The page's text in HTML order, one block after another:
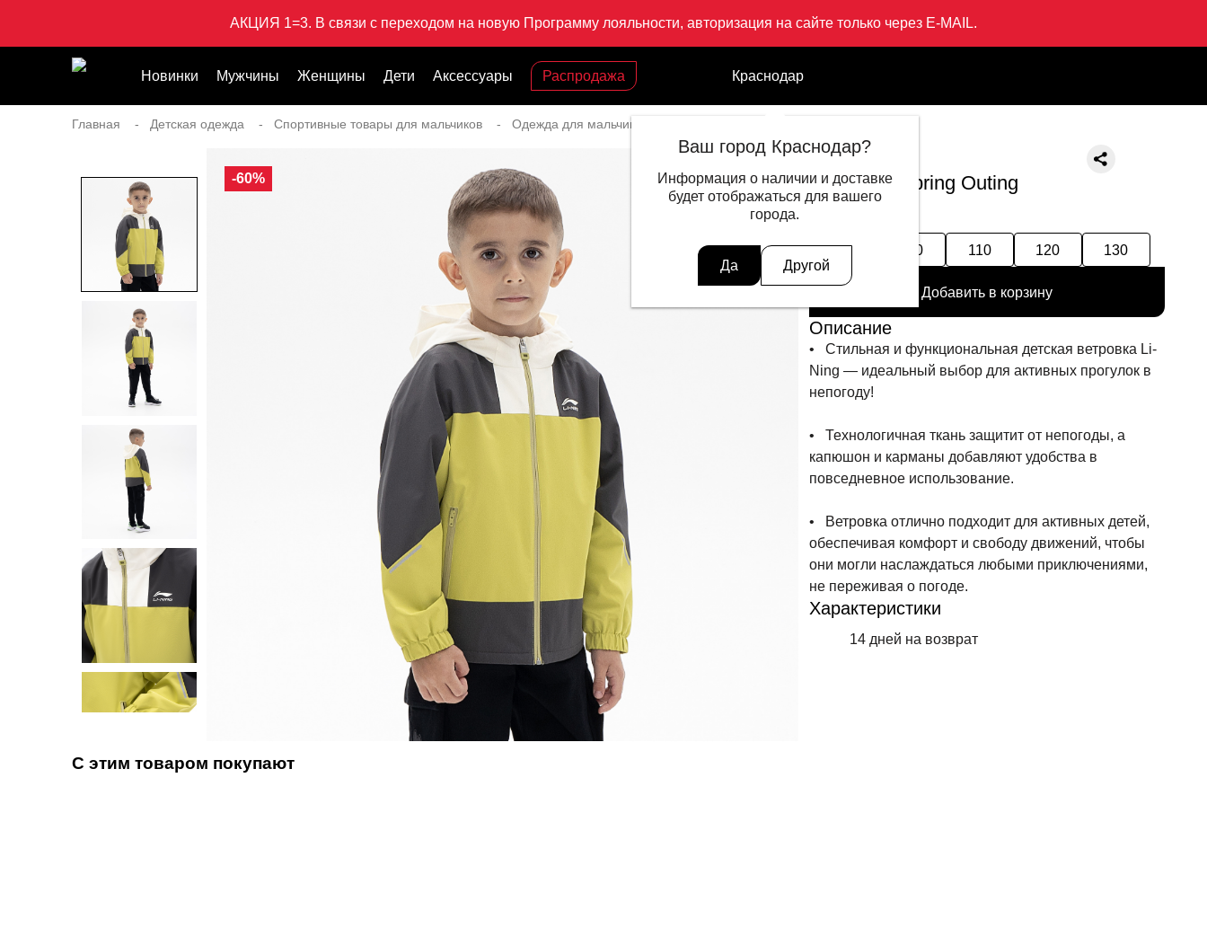
АКЦИЯ 1=3. В связи с переходом на новую Программу лояльности, авторизация на сайте только через E-MAIL.
Новинки Мужчины Женщины Дети Аксессуары Распродажа Краснодар
Ваш город Краснодар?
Информация о наличии и доставке
будет отображаться для вашего
города.
Да Другой
Главная Детская одежда Спортивные товары для мальчиков Одежда для мальчиков
-60%
LI-NING
Ветровка Spring Outing
8 999 ₽
90 100 110 120 130
Добавить в корзину
Описание
• Стильная и функциональная детская ветровка Li-
Ning — идеальный выбор для активных прогулок в
непогоду!
• Технологичная ткань защитит от непогоды, а
капюшон и карманы добавляют удобства в
повседневное использование.
• Ветровка отлично подходит для активных детей,
обеспечивая комфорт и свободу движений, чтобы
они могли наслаждаться любыми приключениями,
не переживая о погоде.
Характеристики
14 дней на возврат
С этим товаром покупают